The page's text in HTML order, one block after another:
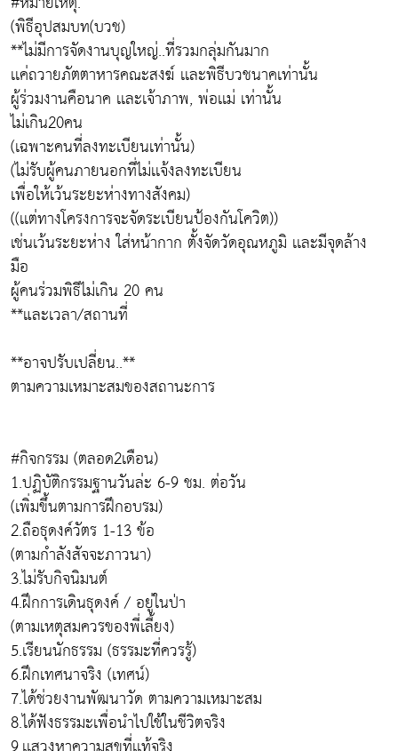
(พิธีอุปสมบท(บวช)
**ไม่มีการจัดงานบุญใหญ่..ที่รวมกลุ่มกันมาก
เเค่ถวายภัตตาหารคณะสงฆ์ เเละพิธีบวชนาคเท่านั้น
ผู้ร่วมงานคือนาค เเละเจ้าภาพ, พ่อเเม่ เท่านั้น
ไม่เกิน20คน
(เฉพาะคนที่ลงทะเบียนเท่านั้น)
(ไม่รับผู้คนภายนอกที่ไม่เเจ้งลงทะเบียน
เพื่อให้เว้นระยะห่างทางสังคม)
((เเต่ทางโครงการจะจัดระเบียนป้องกันโควิต))
เช่นเว้นระยะห่าง ใส่หน้ากาก ตั้งจัดวัดอุณหภูมิ เเละมีจุดล้าง
มือ
ผู้คนร่วมพิธีไม่เกิน 20 คน
**และเวลา/สถานที่
**อาจปรับเปลี่ยน..**
ตามความเหมาะสมของสถานะการ
#กิจกรรม (ตลอด2เดือน)
1.ปฏิบัติกรรมฐานวันล่ะ 6-9 ชม. ต่อวัน
(เพิ่มขึ้นตามการฝึกอบรม)
2.ถือธุดงค์วัตร 1-13 ข้อ
(ตามกำลังสัจจะภาวนา)
3.ไม่รับกิจนิมนต์
4.ฝึกการเดินธุดงค์ / อยู่ในป่า
(ตามเหตุสมควรของพี่เลี้ยง)
5.เรียนนักธรรม (ธรรมะที่ควรรู้)
6.ฝึกเทศนาจริง (เทศน์)
7.ได้ช่วยงานพัฒนาวัด ตามความเหมาะสม
8.ได้ฟังธรรมะเพื่อนำไปใช้ในชีวิตจริง